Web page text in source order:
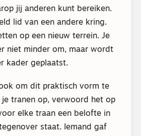
jij anderen kunt bereiken.
lid van een andere kring.
op een nieuw terrein. Je
niet minder om, maar wordt
kader geplaatst.
om dit praktisch vorm te
je tranen op, verwoord het op
elke traan een belofte in
staat. Iemand gaf